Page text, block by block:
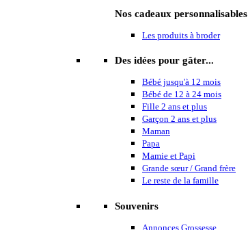
Nos cadeaux personnalisables
Les produits à broder
Des idées pour gâter...
Bébé jusqu'à 12 mois
Bébé de 12 à 24 mois
Fille 2 ans et plus
Garçon 2 ans et plus
Maman
Papa
Mamie et Papi
Grande sœur / Grand frère
Le reste de la famille
Souvenirs
Annonces Grossesse